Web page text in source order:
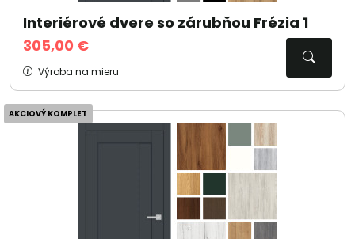
Interiérové dvere so zárubňou Frézia 1
305,00 €
Výroba na mieru
AKCIOVÝ KOMPLET